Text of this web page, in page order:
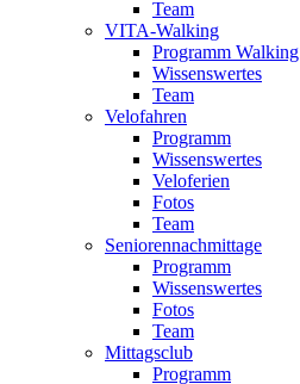
Team
VITA-Walking
Programm Walking
Wissenswertes
Team
Velofahren
Programm
Wissenswertes
Veloferien
Fotos
Team
Seniorennachmittage
Programm
Wissenswertes
Fotos
Team
Mittagsclub
Programm